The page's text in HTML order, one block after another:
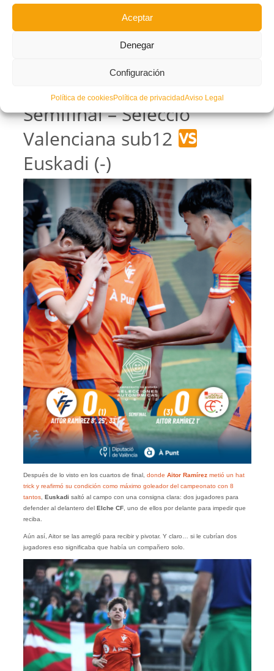
Aceptar
Denegar
Configuración
Política de cookiesPolítica de privacidadAviso Legal
Semifinal – Selecció
Valenciana sub12
Euskadi (-)
Después de lo visto en los cuartos de final, donde Aitor Ramírezmetió un hat
trick y reafirmó su condición como máximo goleador del campeonato con 8
tantos, Euskadi saltó al campo con una consigna clara: dos jugadores para
defender al delantero del Elche CF, uno de ellos por delante para impedir que
reciba.
Aún así, Aitor se las arregló para recibir y pivotar. Y claro… si le cubrían dos
jugadores eso significaba que había un compañero solo.